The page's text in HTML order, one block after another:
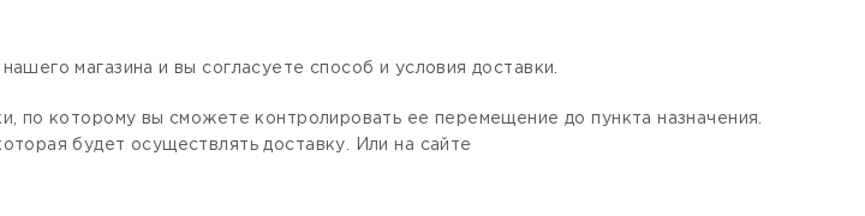
магазина и вы согласуете способ и условия доставки.
по которому вы сможете контролировать ее перемещение до пункта назначения.
будет осуществлять доставку. Или на сайте